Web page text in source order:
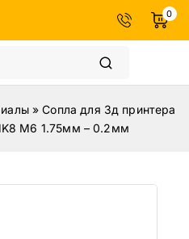
0
»Сопла для 3д принтера
M6 1.75мм – 0.2мм